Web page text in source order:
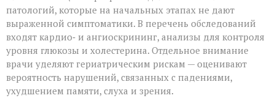
патологий, которые на начальных этапах не дают
выраженной симптоматики. В перечень обследований
входят кардио‑ и ангиоскрининг, анализы для контроля
уровня глюкозы и холестерина. Отдельное внимание
врачи уделяют гериатрическим рискам — оценивают
вероятность нарушений, связанных с падениями,
ухудшением памяти, слуха и зрения.